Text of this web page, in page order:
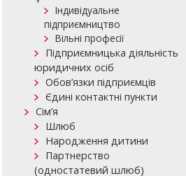
Індивідуальне
підприємництво
Вільні професії
Підприємницька діяльність
юридичних осіб
Обов’язки підприємців
Єдині контактні пункти
Сім’я
Шлюб
Народження дитини
Партнерство
(одностатевий шлюб)